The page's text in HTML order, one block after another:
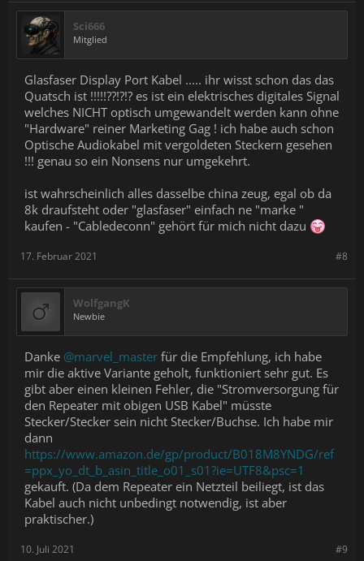
Sci666
Mitglied
Glasfaser Display Port Kabel ..... ihr wisst schon das das
Quatsch ist !!!!!??!?!? es ist ein elektrisches digitales Signal
welches NICHT optisch umgewandelt werden kann ohne
"Hardware" reiner Marketing Gag ! ich habe auch schon
Optische Audiokabel mit vergoldeten Steckern gesehen
!!! genau so ein Nonsens nur umgekehrt.
ist wahrscheinlich alles dasselbe china zeug, egal ob da
8k draufsteht oder "glasfaser" einfach ne "marke "
kaufen - "Cabledeconn" gehört für mich nicht dazu
#8
17. Februar 2021
WolfgangK
Newbie
Danke @marvel_master für die Empfehlung, ich habe
mir die aktive Variante geholt, funktioniert sehr gut. Es
gibt aber einen kleinen Fehler, die "Stromversorgung für
den Repeater mit obigen USB Kabel" müsste
Stecker/Stecker sein nicht Stecker/Buchse. Ich habe mir
dann
https://www.amazon.de/gp/product/B018M8YNDG/ref
=ppx_yo_dt_b_asin_title_o01_s01?ie=UTF8&psc=1
gekauft. (Da dem Repeater ein Netzteil beiliegt, ist das
Kabel auch nicht unbedingt notwendig, ist aber
praktischer.)
#9
10. Juli 2021